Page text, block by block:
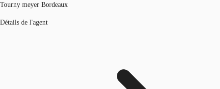
Tourny meyer Bordeaux
Détails de l'agent